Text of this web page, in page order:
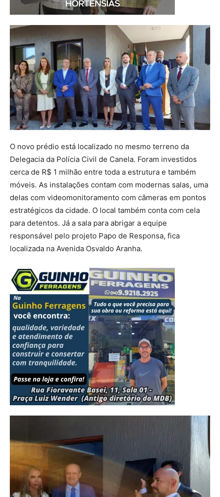
O novo prédio está localizado no mesmo terreno da
Delegacia da Polícia Civil de Canela. Foram investidos
cerca de R$ 1 milhão entre toda a estrutura e também
móveis. As instalações contam com modernas salas, uma
delas com videomonitoramento com câmeras em pontos
estratégicos da cidade. O local também conta com cela
para detentos. Já a sala para abrigar a equipe
responsável pelo projeto Papo de Responsa, fica
localizada na Avenida Osvaldo Aranha.